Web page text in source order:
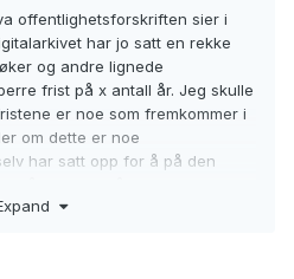
offentlighetsforskriften sier i
har jo satt en rekke
og andre lignede
frist på x antall år. Jeg skulle
er noe som fremkommer i
om dette er noe
har satt opp for å på den